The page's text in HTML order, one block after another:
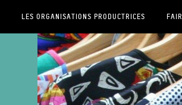
LES ORGANISATIONS PRODUCTRICES